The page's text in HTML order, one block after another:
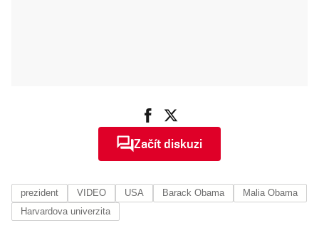
Začít diskuzi
prezident VIDEO USA Barack Obama
Malia Obama
Harvardova univerzita